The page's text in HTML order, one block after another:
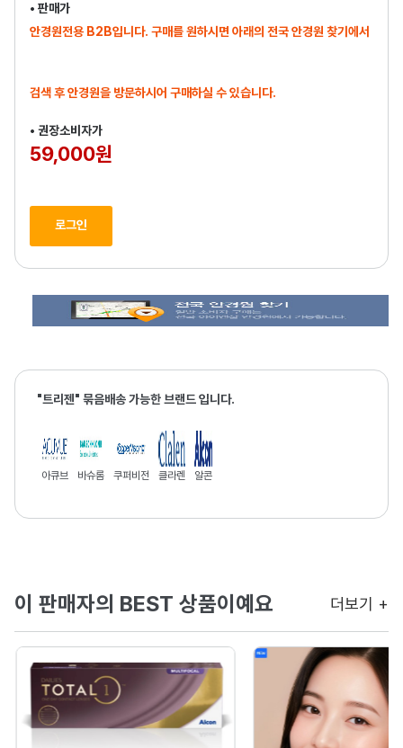
• 판매가
안경원전용 B2B입니다. 구매를 원하시면 아래의 전국 안경원 찾기에서
검색 후 안경원을 방문하시어 구매하실 수 있습니다.
• 권장소비자가
59,000원
로그인
"트리젠" 묶음배송 가능한 브랜드 입니다.
아큐브 바슈롬 쿠퍼비전 클라렌 알콘
이 판매자의 BEST 상품이예요 더보기 +